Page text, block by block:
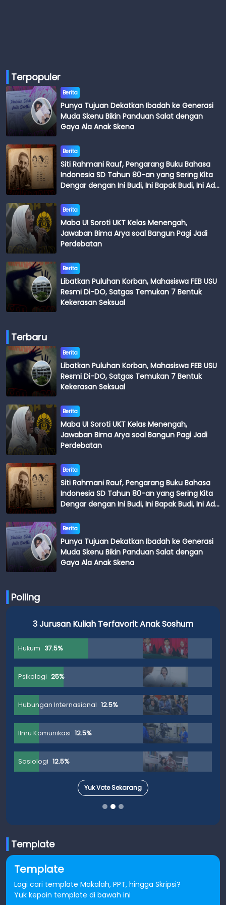
Terpopuler
Berita
Punya Tujuan Dekatkan Ibadah ke Generasi
Muda Skenu Bikin Panduan Salat dengan
Gaya Ala Anak Skena
Berita
Siti Rahmani Rauf, Pengarang Buku Bahasa
Indonesia SD Tahun 80-an yang Sering Kita
Dengar dengan Ini Budi, Ini Bapak Budi, Ini Adik
Berita
Maba UI Soroti UKT Kelas Menengah,
Jawaban Bima Arya soal Bangun Pagi Jadi
Perdebatan
Berita
Libatkan Puluhan Korban, Mahasiswa FEB USU
Resmi Di-DO, Satgas Temukan 7 Bentuk
Kekerasan Seksual
Terbaru
Berita
Libatkan Puluhan Korban, Mahasiswa FEB USU
Resmi Di-DO, Satgas Temukan 7 Bentuk
Kekerasan Seksual
Berita
Maba UI Soroti UKT Kelas Menengah,
Jawaban Bima Arya soal Bangun Pagi Jadi
Perdebatan
Berita
Siti Rahmani Rauf, Pengarang Buku Bahasa
Indonesia SD Tahun 80-an yang Sering Kita
Dengar dengan Ini Budi, Ini Bapak Budi, Ini Adik
Berita
Punya Tujuan Dekatkan Ibadah ke Generasi
Muda Skenu Bikin Panduan Salat dengan
Gaya Ala Anak Skena
Polling
3 Jurusan Kuliah Terfavorit Anak Soshum
Hukum 37.5%
Psikologi 25%
Hubungan Internasional 12.5%
Ilmu Komunikasi 12.5%
Sosiologi 12.5%
Yuk Vote Sekarang
Template
Template
Lagi cari template Makalah, PPT, hingga Skripsi?
Yuk kepoin template di bawah ini